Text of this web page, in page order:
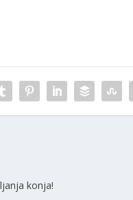
konja!